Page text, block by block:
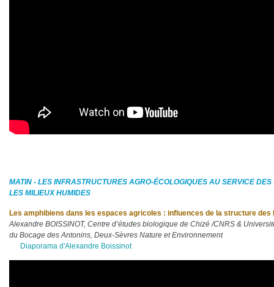
MATIN - LES INFRASTRUCTURES AGRO-ÉCOLOGIQUES AU SERVICE
LES MILIEUX HUMIDES
Les amphibiens dans les espaces agricoles : influences de la structure
Alexandre BOISSINOT, Centre d’études biologique de Chizé /CNRS &
du Bocage des Antonins, Deux-Sèvres Nature et Environnement
Diaporama d'Alexandre Boissinot